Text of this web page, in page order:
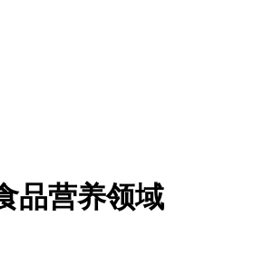
品营养领域